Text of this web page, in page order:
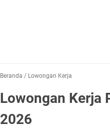
Beranda / Lowongan Kerja
Lowongan Kerja
2026